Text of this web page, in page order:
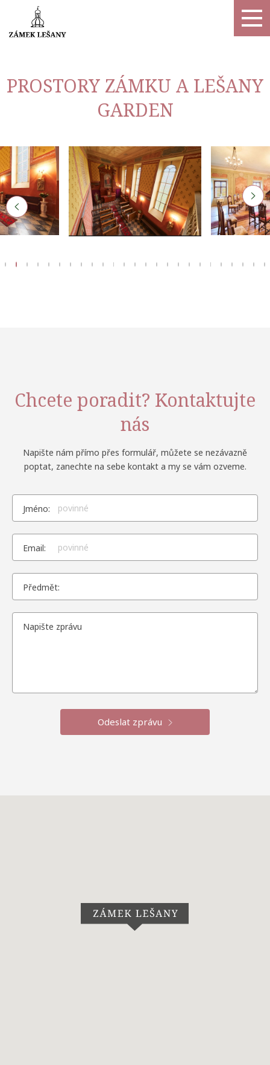
PROSTORY ZÁMKU A LEŠANY
GARDEN
Chcete poradit? Kontaktujte
nás
Napište nám přímo přes formulář, můžete se nezávazně
poptat, zanechte na sebe kontakt a my se vám ozveme.
Jméno:
Email:
Předmět:
Odeslat zprávu